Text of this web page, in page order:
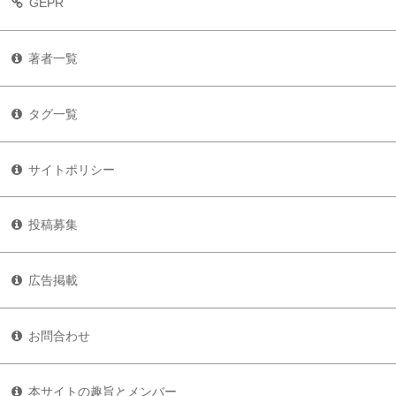
著者一覧
タグ一覧
サイトポリシー
投稿募集
広告掲載
お問合わせ
本サイトの趣旨とメンバー